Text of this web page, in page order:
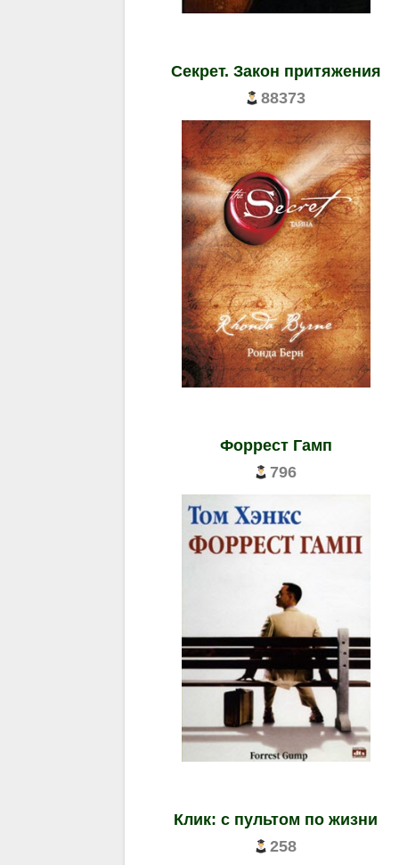
Секрет. Закон притяжения
88373
Форрест Гамп
796
Клик: с пультом по жизни
258